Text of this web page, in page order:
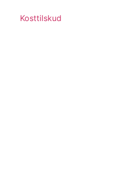
Kosttilskud